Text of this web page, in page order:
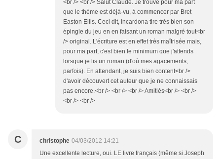
<br /> <br /> Salut Claude. Je trouve pour ma part
que le thème est déjà-vu, à commencer par Bret
Easton Ellis. Ceci dit, Incardona tire très bien son
épingle du jeu en en faisant un roman malgré tout<br
/> original. L'écriture est en effet très maîtrisée mais,
pour ma part, c'est bien le minimum que j'attends
lorsque je lis un roman (d'où mes agacements,
parfois). En attendant, je suis bien content<br />
d'avoir découvert cet auteur que je ne connaissais
pas encore.<br /> <br /> <br /> Amitiés<br /> <br />
<br /> <br />
C christophe 04/03/2012 14:21
Une excellente lecture, oui. LE livre français (même si Joseph